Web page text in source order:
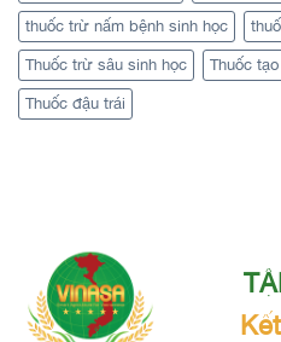
thuốc trừ nấm bệnh sinh học
Thuốc trừ sâu sinh học Thuốc
Thuốc đậu trái